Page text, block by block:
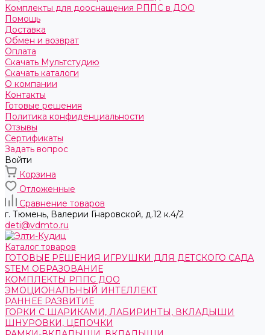
Комплекты для дооснащения РППС в ДОО
Помощь
Доставка
Обмен и возврат
Оплата
Скачать Мультстудию
Скачать каталоги
О компании
Контакты
Готовые решения
Политика конфиденциальности
Отзывы
Сертификаты
Задать вопрос
Войти
Корзина
Отложенные
Сравнение товаров
г. Тюмень, ​Валерии Гнаровской, д.12 к.4/2
deti@vdmto.ru
Каталог товаров
ГОТОВЫЕ РЕШЕНИЯ ИГРУШКИ ДЛЯ ДЕТСКОГО САДА
STEM ОБРАЗОВАНИЕ
КОМПЛЕКТЫ РППС ДОО
ЭМОЦИОНАЛЬНЫЙ ИНТЕЛЛЕКТ
РАННЕЕ РАЗВИТИЕ
ГОРКИ С ШАРИКАМИ, ЛАБИРИНТЫ, ВКЛАДЫШИ
ШНУРОВКИ, ЦЕПОЧКИ